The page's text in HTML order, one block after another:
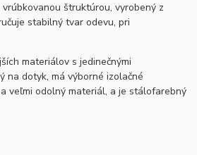
štruktúrou, vyrobený z
stabilný tvar odevu, pri
materiálov s jedinečnými
na dotyk, má výborné izolačné
veľmi odolný materiál, a je stálofarebný